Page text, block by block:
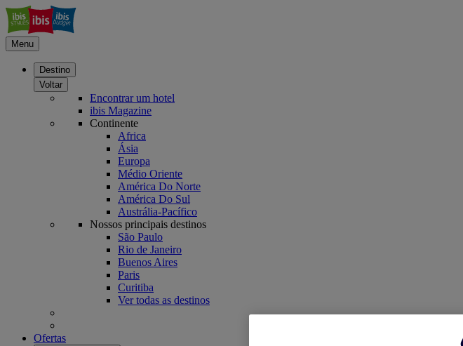
Menu
Destino
Voltar
Encontrar um hotel
ibis Magazine
Continente
Africa
Ásia
Europa
Médio Oriente
América Do Norte
América Do Sul
Austrália-Pacífico
Nossos principais destinos
São Paulo
Rio de Janeiro
Buenos Aires
Paris
Curitiba
Ver todas as destinos
Ofertas